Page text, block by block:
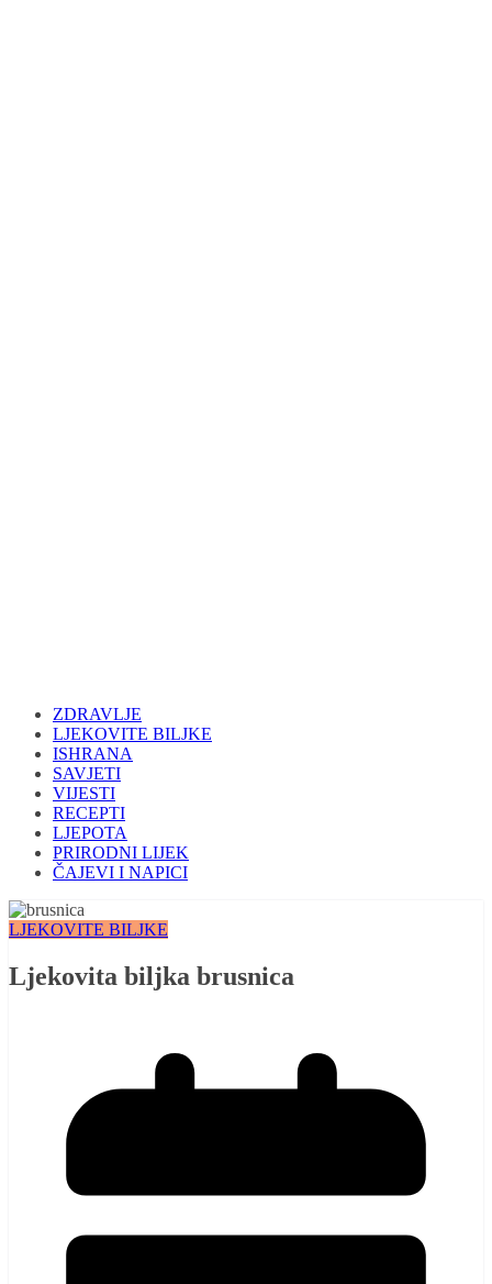
ZDRAVLJE
LJEKOVITE BILJKE
ISHRANA
SAVJETI
VIJESTI
RECEPTI
LJEPOTA
PRIRODNI LIJEK
ČAJEVI I NAPICI
LJEKOVITE BILJKE
Ljekovita biljka brusnica